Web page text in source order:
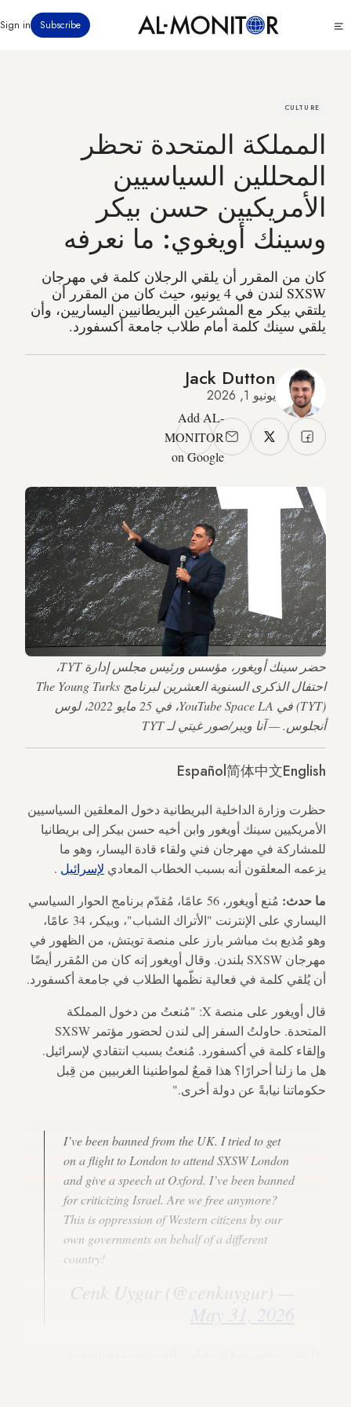
إلى
Subscribe
Sign in
CULTURE
المملكة المتحدة تحظر
المحللين السياسيين
الأمريكيين حسن بيكر
وسينك أويغوي: ما نعرفه
كان من المقرر أن يلقي الرجلان كلمة في مهرجان
SXSW لندن في 4 يونيو، حيث كان من المقرر أن
يلتقي بيكر مع المشرعين البريطانيين اليساريين، وأن
يلقي سينك كلمة أمام طلاب جامعة أكسفورد.
Jack Dutton
يونيو 1, 2026
Add AL-
MONITOR
on Google
حضر سينك أويغور، مؤسس ورئيس مجلس إدارة TYT،
احتفال الذكرى السنوية العشرين لبرنامج The Young Turks
(TYT) في YouTube Space LA، في 25 مايو 2022، لوس
أنجلوس. — آنا ويبر/صور غيتي لـ TYT
English
简体中文
Español
حظرت وزارة الداخلية البريطانية دخول المعلقين السياسيين
الأمريكيين سينك أويغور وابن أخيه حسن بيكر إلى بريطانيا
للمشاركة في مهرجان فني ولقاء قادة اليسار، وهو ما
يزعمه المعلقون أنه بسبب الخطاب المعادي لإسرائيل .
ما حدث:
مُنع أويغور، 56 عامًا، مُقدّم برنامج الحوار السياسي
اليساري على الإنترنت "الأتراك الشباب"، وبيكر، 34 عامًا،
وهو مُذيع بث مباشر بارز على منصة تويتش، من الظهور في
مهرجان SXSW بلندن. وقال أويغور إنه كان من المُقرر أيضًا
أن يُلقي كلمة في فعالية نظّمها الطلاب في جامعة أكسفورد.
قال أويغور على منصة X: "مُنعتُ من دخول المملكة
المتحدة. حاولتُ السفر إلى لندن لحضور مؤتمر SXSW
وإلقاء كلمة في أكسفورد. مُنعتُ بسبب انتقادي لإسرائيل.
هل ما زلنا أحرارًا؟ هذا قمعٌ لمواطنينا الغربيين من قِبل
حكوماتنا نيابةً عن دولة أخرى."
I’ve been banned from the UK. I tried to get
on a flight to London to attend SXSW London
and give a speech at Oxford. I’ve been banned
for criticizing Israel. Are we free anymore?
This is oppression of Western citizens by our
own governments on behalf of a different
country!
— Cenk Uygur (@cenkuygur)
May 31, 2026